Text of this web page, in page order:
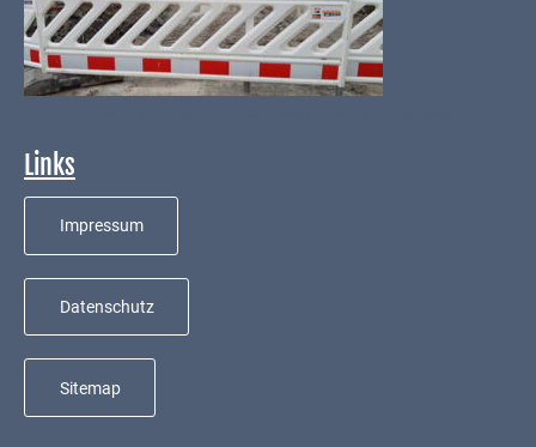
Links
Impressum
Datenschutz
Sitemap